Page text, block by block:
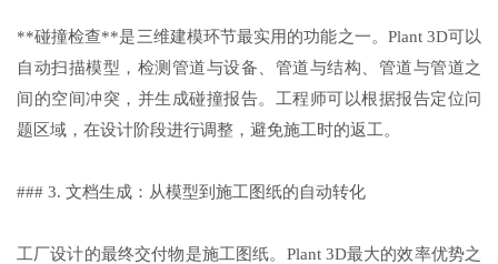
**碰撞检查**是三维建模环节最实用的功能之一。Plant 3D可以
自动扫描模型，检测管道与设备、管道与结构、管道与管道之
间的空间冲突，并生成碰撞报告。工程师可以根据报告定位问
题区域，在设计阶段进行调整，避免施工时的返工。
### 3. 文档生成：从模型到施工图纸的自动转化
工厂设计的最终交付物是施工图纸。Plant 3D最大的效率优势之